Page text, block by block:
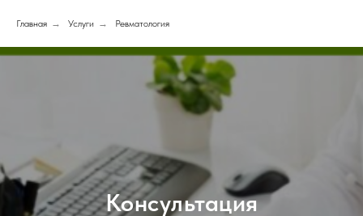
Главная → Услуги → Ревматология
Консультация